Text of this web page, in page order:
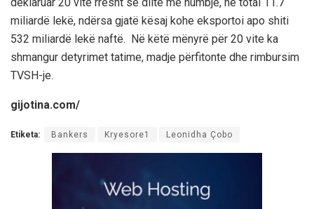
miliardë lekë, ndërsa gjatë kësaj kohe eksportoi apo shiti
532 miliardë lekë naftë. Në këtë mënyrë për 20 vite ka
shmangur detyrimet tatime, madje përfitonte dhe rimbursim
TVSH-je.
gijotina.com/
Etiketa: Bankers Kryesore1 Leonidha Çobo